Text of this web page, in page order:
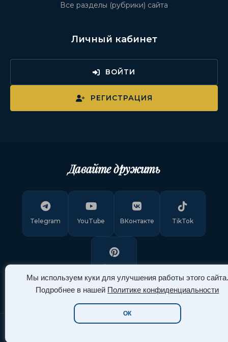
Мы используем куки для улучшения работы этого сайта.
Подробнее в нашей Политике конфиденциальности
ОК
Все разделы (рубрики) сайта
Личный кабинет
ВОЙТИ
РЕГИСТРАЦИЯ
Давайте дружить
Telegram YouTube ВКонтакте TikTok
Pinterest